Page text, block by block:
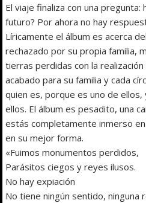
El viaje finaliza con una pregunta:
futuro? Por ahora no hay
Líricamente el álbum es acerca
rechazado por su propia familia,
tierras perdidas con la
acabado para su familia y cada
quien es, porque es uno de
ellos. El álbum es pesadito, una
estás completamente inmerso
en su mejor forma.
«Fuimos monumentos perdidos,
Parásitos ciegos y reyes ilusos.
No hay expiación
No tiene ningún sentido, ninguna